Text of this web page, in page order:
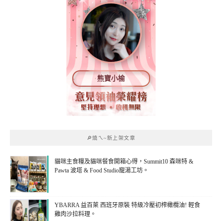
熊寶小榆
🔎燒ㄟ~新上架文章
貓咪主食糧及貓咪餐食開箱心得，Summit10 森咪特 &
Pawta 波塔 & Food Studio寵湯工坊。
YBARRA 益百萊 西班牙原裝 特級冷壓初榨橄欖油! 輕食
雞肉沙拉料理。